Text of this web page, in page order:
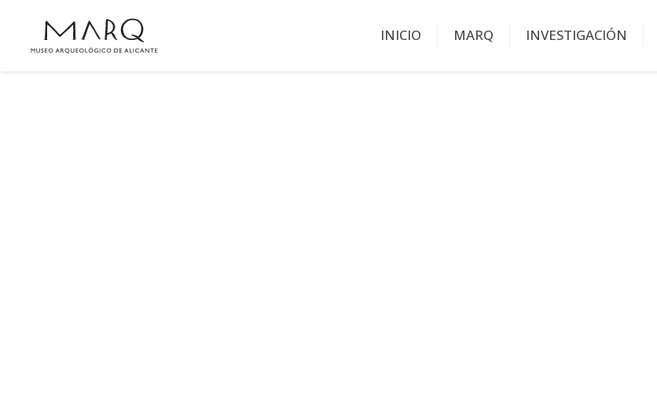
INICIO MARQ INVESTIGACIÓN